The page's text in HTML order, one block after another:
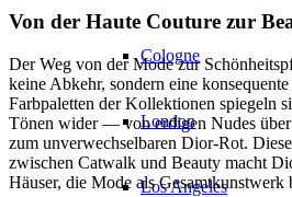
Cologne
London
Los Angeles
Von der Haute Couture zur
Der Weg von der Mode zur
keine Abkehr, sondern eine
Farbpaletten der Kollektionen spiegeln
Tönen wider — von erdigen Nudes
zum unverwechselbaren Dior-Rot.
zwischen Catwalk und Beauty macht
Häuser, die Mode als Gesamtkunstwerk